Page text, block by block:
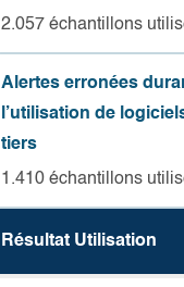
2.057 échantillons
Alertes erronées
l’utilisation de
tiers
1.410 échantillons
Résultat Utilisation